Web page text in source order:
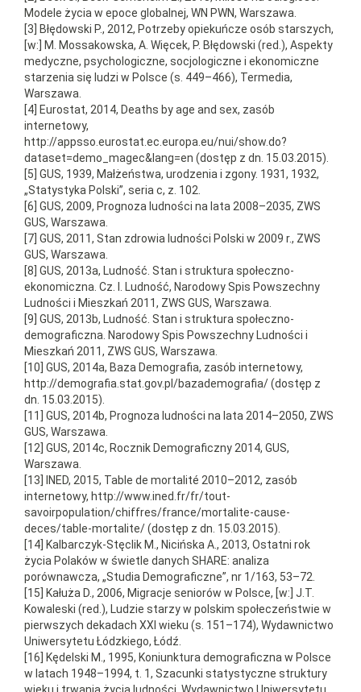
Modele życia w epoce globalnej, WN PWN, Warszawa.
[3] Błędowski P., 2012, Potrzeby opiekuńcze osób starszych,
[w:] M. Mossakowska, A. Więcek, P. Błędowski (red.), Aspekty
medyczne, psychologiczne, socjologiczne i ekonomiczne
starzenia się ludzi w Polsce (s. 449–466), Termedia,
Warszawa.
[4] Eurostat, 2014, Deaths by age and sex, zasób
internetowy,
http://appsso.eurostat.ec.europa.eu/nui/show.do?
dataset=demo_magec&lang=en (dostęp z dn. 15.03.2015).
[5] GUS, 1939, Małżeństwa, urodzenia i zgony. 1931, 1932,
„Statystyka Polski”, seria c, z. 102.
[6] GUS, 2009, Prognoza ludności na lata 2008–2035, ZWS
GUS, Warszawa.
[7] GUS, 2011, Stan zdrowia ludności Polski w 2009 r., ZWS
GUS, Warszawa.
[8] GUS, 2013a, Ludność. Stan i struktura społeczno-
ekonomiczna. Cz. I. Ludność, Narodowy Spis Powszechny
Ludności i Mieszkań 2011, ZWS GUS, Warszawa.
[9] GUS, 2013b, Ludność. Stan i struktura społeczno-
demograficzna. Narodowy Spis Powszechny Ludności i
Mieszkań 2011, ZWS GUS, Warszawa.
[10] GUS, 2014a, Baza Demografia, zasób internetowy,
http://demografia.stat.gov.pl/bazademografia/ (dostęp z
dn. 15.03.2015).
[11] GUS, 2014b, Prognoza ludności na lata 2014–2050, ZWS
GUS, Warszawa.
[12] GUS, 2014c, Rocznik Demograficzny 2014, GUS,
Warszawa.
[13] INED, 2015, Table de mortalité 2010–2012, zasób
internetowy, http://www.ined.fr/fr/tout-
savoirpopulation/chiffres/france/mortalite-cause-
deces/table-mortalite/ (dostęp z dn. 15.03.2015).
[14] Kalbarczyk-Stęclik M., Nicińska A., 2013, Ostatni rok
życia Polaków w świetle danych SHARE: analiza
porównawcza, „Studia Demograficzne”, nr 1/163, 53–72.
[15] Kałuża D., 2006, Migracje seniorów w Polsce, [w:] J.T.
Kowaleski (red.), Ludzie starzy w polskim społeczeństwie w
pierwszych dekadach XXI wieku (s. 151–174), Wydawnictwo
Uniwersytetu Łódzkiego, Łódź.
[16] Kędelski M., 1995, Koniunktura demograficzna w Polsce
w latach 1948–1994, t. 1, Szacunki statystyczne struktury
wieku i trwania życia ludności, Wydawnictwo Uniwersytetu